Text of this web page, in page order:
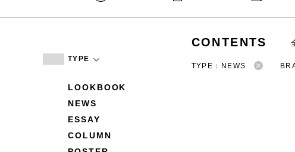
TYPE
LOOKBOOK
NEWS
ESSAY
COLUMN
CONTENTS
TYPE：NEWS